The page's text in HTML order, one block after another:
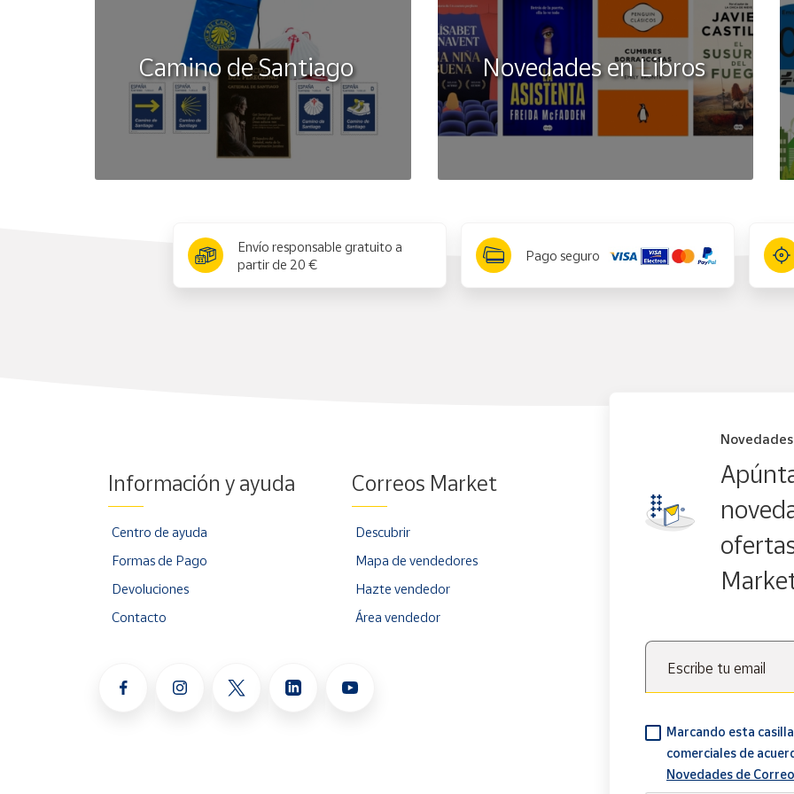
Camino de Santiago Novedades en Libros
Envío responsable gratuito a
partir de 20 €
Pago seguro
Información y ayuda
Centro de ayuda
Formas de Pago
Devoluciones
Contacto
Correos Market
Descubrir
Mapa de vendedores
Hazte vendedor
Área vendedor
Novedades
Escribe tu email
Marcando esta
comerciales de
Novedades de